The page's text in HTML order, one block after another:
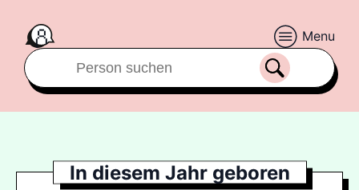
Menu
In diesem Jahr geboren